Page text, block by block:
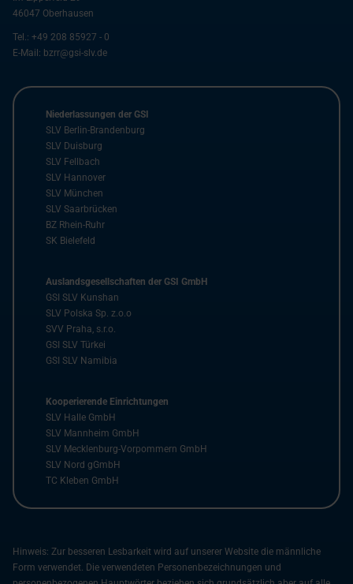
46047 Oberhausen
Tel.: +49 208 85927 - 0
E-Mail: bzrr@gsi-slv.de
Niederlassungen der GSI
SLV Berlin-Brandenburg
SLV Duisburg
SLV Fellbach
SLV Hannover
SLV München
SLV Saarbrücken
BZ Rhein-Ruhr
SK Bielefeld
Auslandsgesellschaften der GSI GmbH
GSI SLV Kunshan
SLV Polska Sp. z.o.o
SVV Praha, s.r.o.
GSI SLV Türkei
GSI SLV Namibia
Kooperierende Einrichtungen
SLV Halle GmbH
SLV Mannheim GmbH
SLV Mecklenburg-Vorpommern GmbH
SLV Nord gGmbH
TC Kleben GmbH
Hinweis: Zur besseren Lesbarkeit wird auf unserer Website die männliche
Form verwendet. Die verwendeten Personenbezeichnungen und